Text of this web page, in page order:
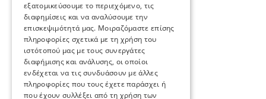
εξατομικεύσουμε το περιεχόμενο, τις
διαφημίσεις και να αναλύσουμε την
επισκεψιμότητά μας. Μοιραζόμαστε επίσης
πληροφορίες σχετικά με τη χρήση του
ιστότοπού μας με τους συνεργάτες
διαφήμισης και ανάλυσης, οι οποίοι
ενδέχεται να τις συνδυάσουν με άλλες
πληροφορίες που τους έχετε παράσχει ή
που έχουν συλλέξει από τη χρήση των